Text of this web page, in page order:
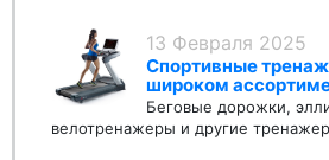
13 Февраля 2025
Спортивные
широком
Беговые дорожки,
велотренажеры и другие